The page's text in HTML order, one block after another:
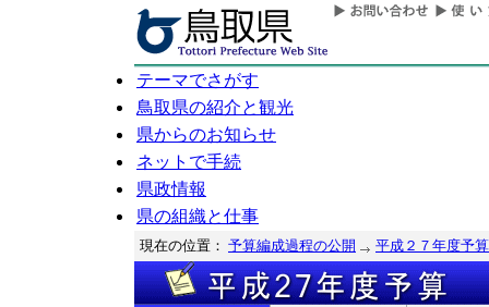
テーマでさがす
鳥取県の紹介と観光
県からのお知らせ
ネットで手続
県政情報
県の組織と仕事
現在の位置： 予算編成過程の公開 平成２７年度予算